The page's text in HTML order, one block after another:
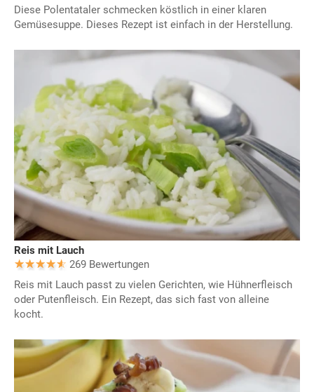
Diese Polentataler schmecken köstlich in einer klaren
Gemüsesuppe. Dieses Rezept ist einfach in der Herstellung.
Reis mit Lauch
269 Bewertungen
Reis mit Lauch passt zu vielen Gerichten, wie Hühnerfleisch
oder Putenfleisch. Ein Rezept, das sich fast von alleine
kocht.